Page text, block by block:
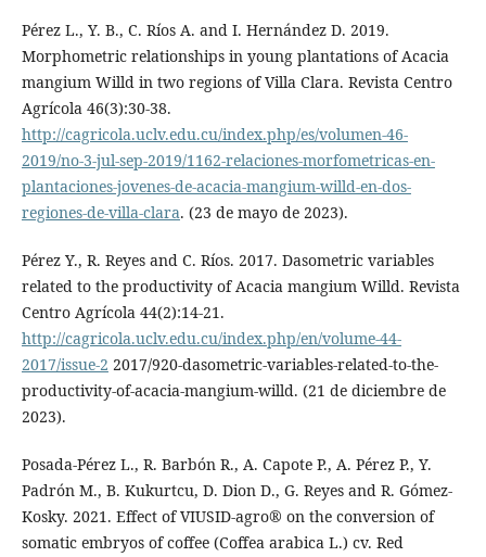
Pérez L., Y. B., C. Ríos A. and I. Hernández D. 2019.
Morphometric relationships in young plantations of Acacia
mangium Willd in two regions of Villa Clara. Revista Centro
Agrícola 46(3):30-38.
http://cagricola.uclv.edu.cu/index.php/es/volumen-46-
2019/no-3-jul-sep-2019/1162-relaciones-morfometricas-en-
plantaciones-jovenes-de-acacia-mangium-willd-en-dos-
regiones-de-villa-clara. (23 de mayo de 2023).
Pérez Y., R. Reyes and C. Ríos. 2017. Dasometric variables
related to the productivity of Acacia mangium Willd. Revista
Centro Agrícola 44(2):14-21.
http://cagricola.uclv.edu.cu/index.php/en/volume-44-
2017/issue-2 2017/920-dasometric-variables-related-to-the-
productivity-of-acacia-mangium-willd. (21 de diciembre de
2023).
Posada-Pérez L., R. Barbón R., A. Capote P., A. Pérez P., Y.
Padrón M., B. Kukurtcu, D. Dion D., G. Reyes and R. Gómez-
Kosky. 2021. Effect of VIUSID-agro® on the conversion of
somatic embryos of coffee (Coffea arabica L.) cv. Red